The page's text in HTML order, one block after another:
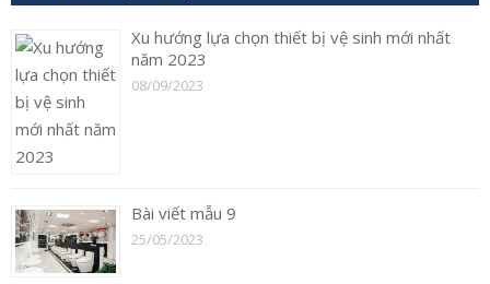
Xu hướng lựa chọn thiết bị vệ sinh mới nhất
năm 2023
08/09/2023
Bài viết mẫu 9
25/05/2023